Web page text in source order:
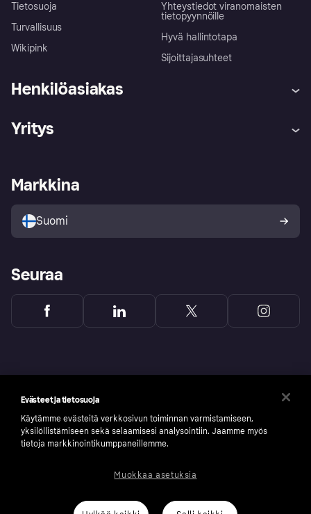
Tietosuoja
Turvallisuus
Wikipink
Yhteystiedot viranomaisten
tietopyynnöille
Hyvä hallintotapa
Sijoittajasuhteet
Henkilöasiakas
Ohje
Kirjaudu sisään
Tutustu kauppoihin
Ostajan turva
Yritys
Kirjaudu sisään yrityksenä
Markkina
Suomi
Seuraa
number: 556737-0431
Evästeet ja tietosuoja
Käytämme evästeitä verkkosivun toiminnan varmistamiseen,
yksilöllistämiseen sekä selaamisesi analysointiin. Jaamme myös
tietoja markkinointikumppaneillemme.
Muokkaa asetuksia